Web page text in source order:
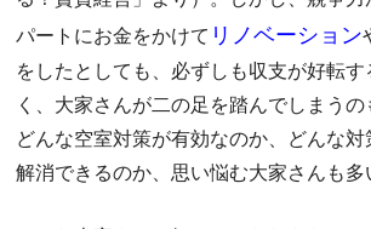
パートにお金をかけて リノベーション
をしたとしても、必ずしも収支が好転
く、大家さんが二の足を踏んでしまうの
どんな空室対策が有効なのか、どんな
解消できるのか、思い悩む大家さんも多